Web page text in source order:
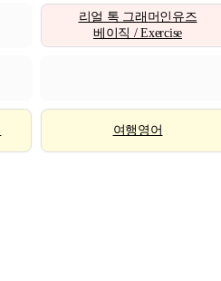
리얼 톡 그래머인유즈
베이직 / Exercise
여행영어